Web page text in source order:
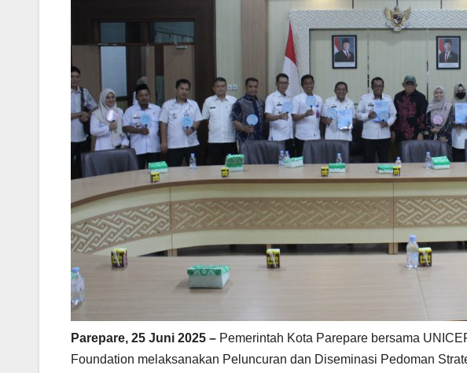
Parepare, 25 Juni 2025 – Pemerintah Kota Parepare bersama
Foundation melaksanakan Peluncuran dan Diseminasi Pedoman